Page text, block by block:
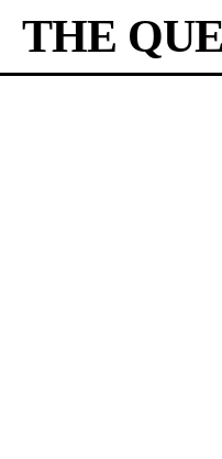
THE